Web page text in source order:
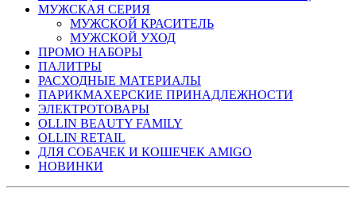
МУЖСКАЯ СЕРИЯ
МУЖСКОЙ КРАСИТЕЛЬ
МУЖСКОЙ УХОД
ПРОМО НАБОРЫ
ПАЛИТРЫ
РАСХОДНЫЕ МАТЕРИАЛЫ
ПАРИКМАХЕРСКИЕ ПРИНАДЛЕЖНОСТИ
ЭЛЕКТРОТОВАРЫ
OLLIN BEAUTY FAMILY
OLLIN RETAIL
ДЛЯ СОБАЧЕК И КОШЕЧЕК AMIGO
НОВИНКИ